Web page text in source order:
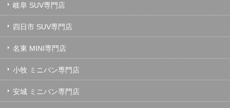
岐阜 SUV専門店
四日市 SUV専門店
名東 MINI専門店
小牧 ミニバン専門店
安城 ミニバン専門店